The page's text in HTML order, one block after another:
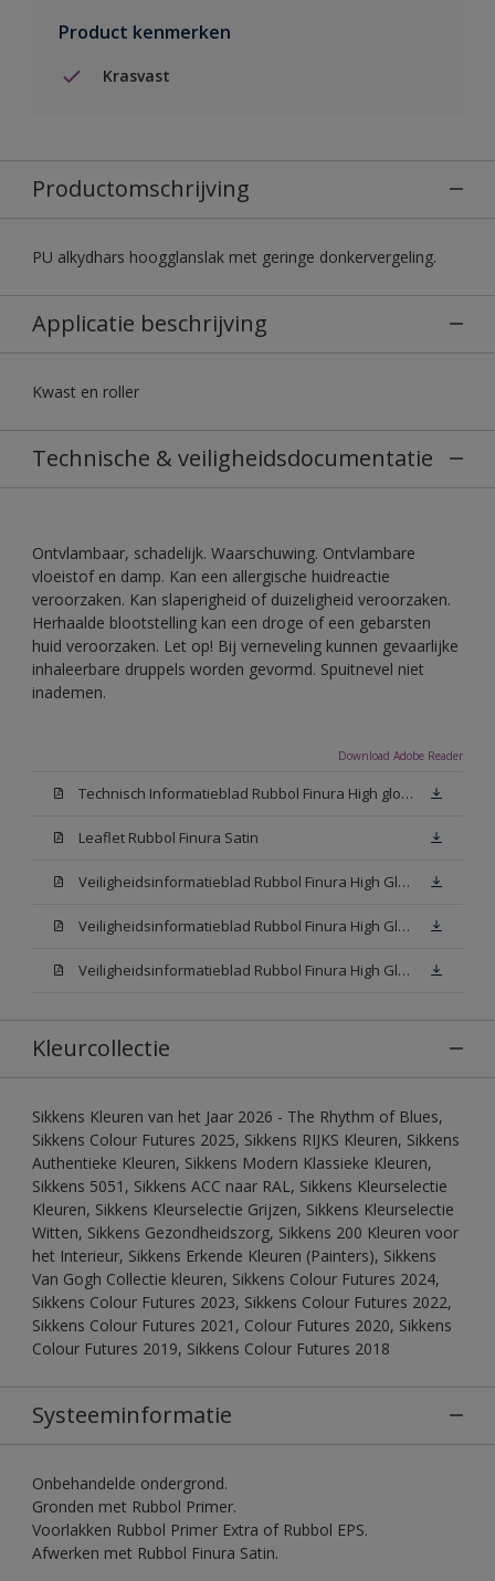
Product kenmerken
Krasvast
Productomschrijving
PU alkydhars hoogglanslak met geringe donkervergeling.
Applicatie beschrijving
Kwast en roller
Technische & veiligheidsdocumentatie
Ontvlambaar, schadelijk. Waarschuwing. Ontvlambare
vloeistof en damp. Kan een allergische huidreactie
veroorzaken. Kan slaperigheid of duizeligheid veroorzaken.
Herhaalde blootstelling kan een droge of een gebarsten
huid veroorzaken. Let op! Bij verneveling kunnen gevaarlijke
inhaleerbare druppels worden gevormd. Spuitnevel niet
inademen.
Download Adobe Reader
Technisch Informatieblad Rubbol Finura High gloss (PDF)
Leaflet Rubbol Finura Satin
Veiligheidsinformatieblad Rubbol Finura High Gloss W05 (MSDS)
Veiligheidsinformatieblad Rubbol Finura High Gloss White (MSDS)
Veiligheidsinformatieblad Rubbol Finura High Gloss N00 (MSDS)
Kleurcollectie
Sikkens Kleuren van het Jaar 2026 - The Rhythm of Blues,
Sikkens Colour Futures 2025, Sikkens RIJKS Kleuren, Sikkens
Authentieke Kleuren, Sikkens Modern Klassieke Kleuren,
Sikkens 5051, Sikkens ACC naar RAL, Sikkens Kleurselectie
Kleuren, Sikkens Kleurselectie Grijzen, Sikkens Kleurselectie
Witten, Sikkens Gezondheidszorg, Sikkens 200 Kleuren voor
het Interieur, Sikkens Erkende Kleuren (Painters), Sikkens
Van Gogh Collectie kleuren, Sikkens Colour Futures 2024,
Sikkens Colour Futures 2023, Sikkens Colour Futures 2022,
Sikkens Colour Futures 2021, Colour Futures 2020, Sikkens
Colour Futures 2019, Sikkens Colour Futures 2018
Systeeminformatie
Onbehandelde ondergrond.
Gronden met Rubbol Primer.
Voorlakken Rubbol Primer Extra of Rubbol EPS.
Afwerken met Rubbol Finura Satin.